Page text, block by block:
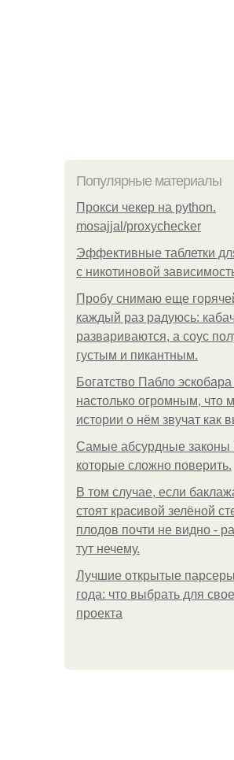
Популярные материалы
Прокси чекер на python.
mosajjal/proxychecker
Эффективные таблетки
с никотиновой
Пробу снимаю еще
каждый раз радуюсь:
развариваются, а соус
густым и пикантным.
Богатство Пабло
настолько огромным, что
истории о нём звучат как
Самые абсурдные законы
которые сложно поверить.
В том случае, если
стоят красивой зелёной
плодов почти не видно -
тут нечему.
Лучшие открытые
года: что выбрать для
проекта